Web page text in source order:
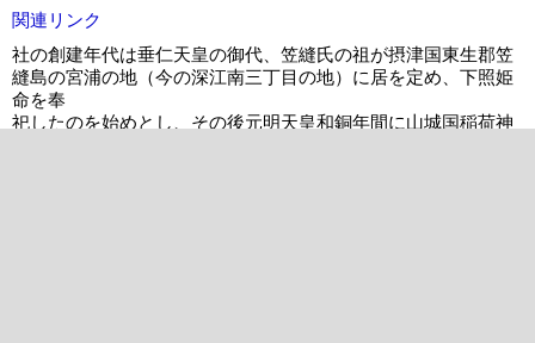
関連リンク
社の創建年代は垂仁天皇の御代、笠縫氏の祖が摂津国東生郡笠
縫島の宮浦の地（今の深江南三丁目の地）に居を定め、下照姫
命を奉
祀したのを始めとし、その後元明天皇和銅年間に山城国稲荷神